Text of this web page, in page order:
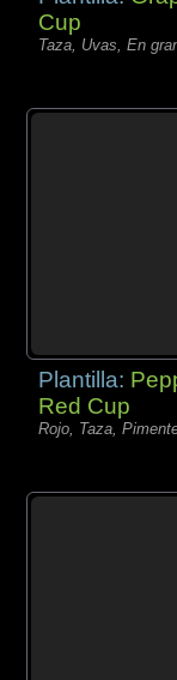
Cup
Taza, Uvas, En
Plantilla:
Red Cup
Rojo, Taza,